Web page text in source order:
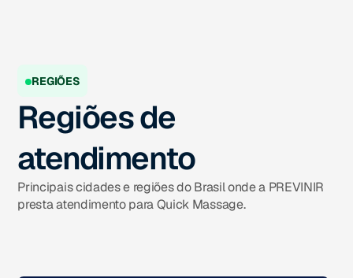
REGIÕES
Regiões de
atendimento
Principais cidades e regiões do Brasil onde a PREVINIR
presta atendimento para Quick Massage.